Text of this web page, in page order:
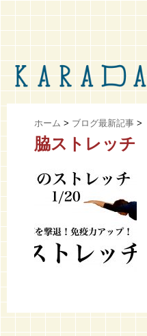
ホーム > ブログ最新記事 >
脇ストレッチ